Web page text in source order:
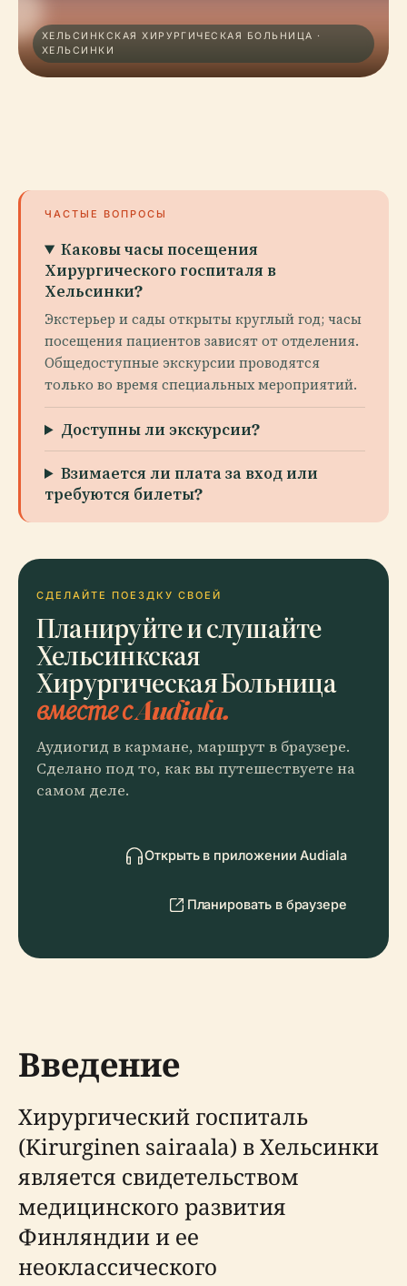
ХЕЛЬСИНКСКАЯ ХИРУРГИЧЕСКАЯ БОЛЬНИЦА ·
ХЕЛЬСИНКИ
ЧАСТЫЕ ВОПРОСЫ
Каковы часы посещения
Хирургического госпиталя в
Хельсинки?
Экстерьер и сады открыты круглый год; часы
посещения пациентов зависят от отделения.
Общедоступные экскурсии проводятся
только во время специальных мероприятий.
Доступны ли экскурсии?
Взимается ли плата за вход или
требуются билеты?
СДЕЛАЙТЕ ПОЕЗДКУ СВОЕЙ
Планируйте и слушайте
Хельсинкская
Хирургическая Больница
вместе с Audiala.
Аудиогид в кармане, маршрут в браузере.
Сделано под то, как вы путешествуете на
самом деле.
Открыть в приложении Audiala
Планировать в браузере
Введение
Хирургический госпиталь
(Kirurginen sairaala) в Хельсинки
является свидетельством
медицинского развития
Финляндии и ее
неоклассического